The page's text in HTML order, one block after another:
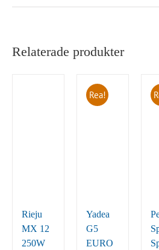
Relaterade produkter
Rieju
MX 12
250W
Rea!
Yadea
G5
EURO